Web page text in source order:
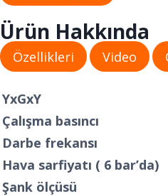
Ürün Hakkında
Özellikleri Video
YxGxY
Çalışma basıncı
Darbe frekansı
Hava sarfiyatı ( 6 bar’da)
Şank ölçüsü